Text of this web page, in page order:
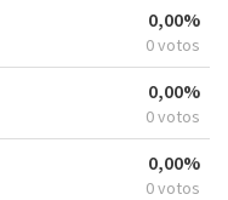
0,00%
0 votos
0,00%
0 votos
0,00%
0 votos